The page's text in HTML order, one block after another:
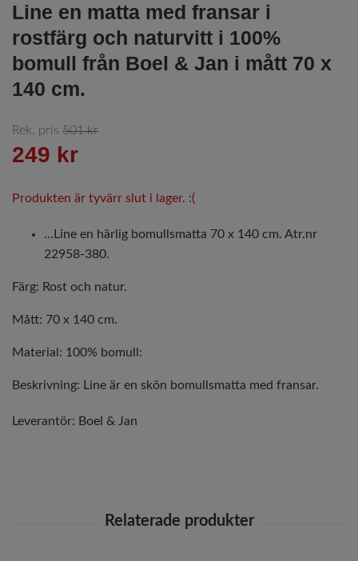
Line en matta med fransar i
rostfärg och naturvitt i 100%
bomull från Boel & Jan i mått 70 x
140 cm.
Rek. pris 501 kr
249 kr
Produkten är tyvärr slut i lager. :(
…Line en härlig bomullsmatta 70 x 140 cm. Atr.nr
22958-380.
Färg: Rost och natur.
Mått: 70 x 140 cm.
Material: 100% bomull:
Beskrivning: Line är en skön bomullsmatta med fransar.
Leverantör: Boel & Jan